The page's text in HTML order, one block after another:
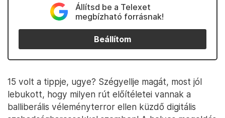
Állítsd be a Telexet
megbízható forrásnak!
Beállítom
15 volt a tippje, ugye? Szégyellje magát, most jól
lebukott, hogy milyen rút előítéletei vannak a
balliberális véleményterror ellen küzdő digitális